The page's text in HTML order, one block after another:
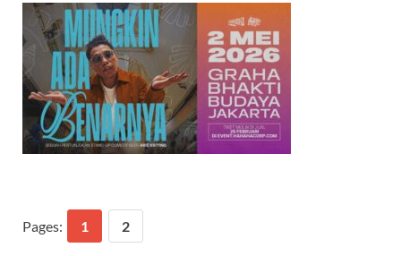
Pages: 1 2